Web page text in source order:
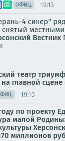
ОФИЦ. 19:13
4 сикер"
снятый
Вестник
театр
главной сцене
19:10
по проекту
малой
миллионов